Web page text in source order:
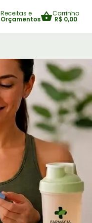
Receitas e
Orçamentos
Carrinho
R$ 0,00